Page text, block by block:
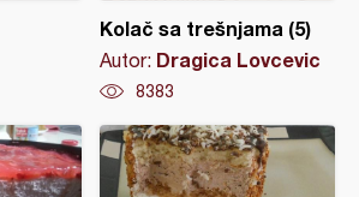
Kolač sa trešnjama (5)
Autor: Dragica Lovcevic
8383